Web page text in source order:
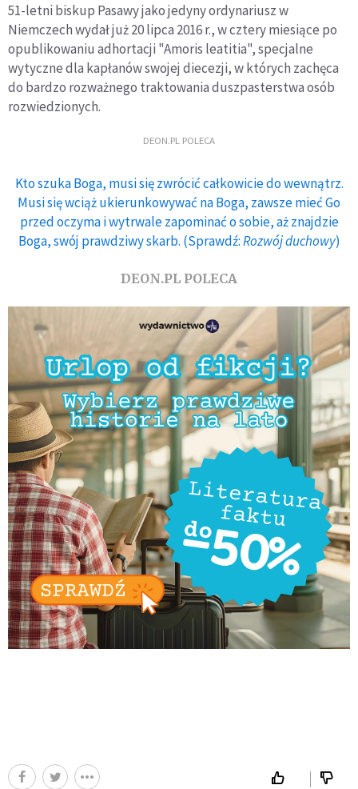
51-letni biskup Pasawy jako jedyny ordynariusz w
Niemczech wydał już 20 lipca 2016 r., w cztery miesiące po
opublikowaniu adhortacji "Amoris leatitia", specjalne
wytyczne dla kapłanów swojej diecezji, w których zachęca
do bardzo rozważnego traktowania duszpasterstwa osób
rozwiedzionych.
DEON.PL POLECA
Kto szuka Boga, musi się zwrócić całkowicie do wewnątrz.
Musi się wciąż ukierunkowywać na Boga, zawsze mieć Go
przed oczyma i wytrwale zapominać o sobie, aż znajdzie
Boga, swój prawdziwy skarb. (Sprawdź:Rozwój duchowy)
DEON.PL POLECA